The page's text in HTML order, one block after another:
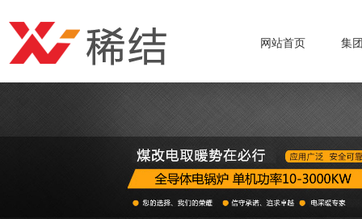
网站首页 集